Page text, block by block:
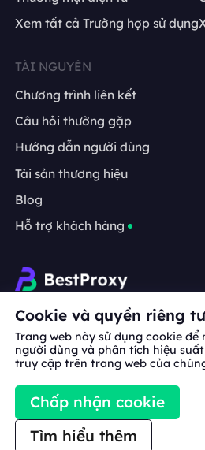
Xem tất cả Trường hợp sử dụng
TÀI NGUYÊN
Chương trình liên kết
Câu hỏi thường gặp
Hướng dẫn người dùng
Tài sản thương hiệu
Blog
Hỗ trợ khách hàng
Hợp tác:
Về
chúng
tôi
Tài sản
thương hiệu
dịch
Cookie và quyền riêng
Trang web này sử dụng cookie
người dùng và phân tích hiệu
truy cập trên trang web của
Chấp nhận cookie
Tìm hiểu thêm